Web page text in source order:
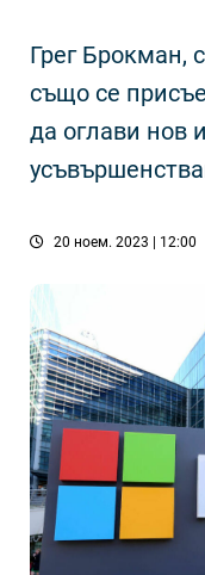
Грег Брокман,
също се
да оглави нов
20 ноем. 2023 | 12:00